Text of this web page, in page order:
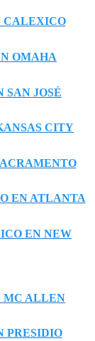
CALEXICO
OMAHA
SAN JOSÉ
CITY
EN ATLANTA
EN NEW
MC ALLEN
PRESIDIO